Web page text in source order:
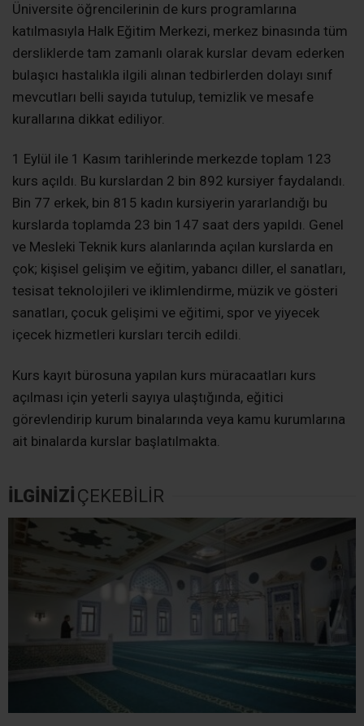
Üniversite öğrencilerinin de kurs programlarına
katılmasıyla Halk Eğitim Merkezi, merkez binasında tüm
dersliklerde tam zamanlı olarak kurslar devam ederken
bulaşıcı hastalıkla ilgili alınan tedbirlerden dolayı sınıf
mevcutları belli sayıda tutulup, temizlik ve mesafe
kurallarına dikkat ediliyor.
1 Eylül ile 1 Kasım tarihlerinde merkezde toplam 123
kurs açıldı. Bu kurslardan 2 bin 892 kursiyer faydalandı.
Bin 77 erkek, bin 815 kadın kursiyerin yararlandığı bu
kurslarda toplamda 23 bin 147 saat ders yapıldı. Genel
ve Mesleki Teknik kurs alanlarında açılan kurslarda en
çok; kişisel gelişim ve eğitim, yabancı diller, el sanatları,
tesisat teknolojileri ve iklimlendirme, müzik ve gösteri
sanatları, çocuk gelişimi ve eğitimi, spor ve yiyecek
içecek hizmetleri kursları tercih edildi.
Kurs kayıt bürosuna yapılan kurs müracaatları kurs
açılması için yeterli sayıya ulaştığında, eğitici
görevlendirip kurum binalarında veya kamu kurumlarına
ait binalarda kurslar başlatılmakta.
İLGİNİZİ ÇEKEBİLİR